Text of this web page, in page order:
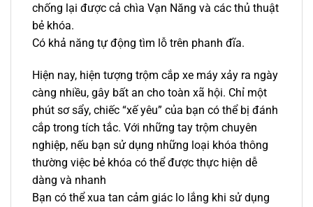
chống lại được cả chìa Vạn Năng và các thủ thuật
bẻ khóa.
Có khả năng tự động tìm lỗ trên phanh đĩa.
Hiện nay, hiện tượng trộm cắp xe máy xảy ra ngày
càng nhiều, gây bất an cho toàn xã hội. Chỉ một
phút sơ sẩy, chiếc “xế yêu” của bạn có thể bị đánh
cắp trong tích tắc. Với những tay trộm chuyên
nghiệp, nếu bạn sử dụng những loại khóa thông
thường việc bẻ khóa có thể được thực hiện dễ
dàng và nhanh
Bạn có thể xua tan cảm giác lo lắng khi sử dụng